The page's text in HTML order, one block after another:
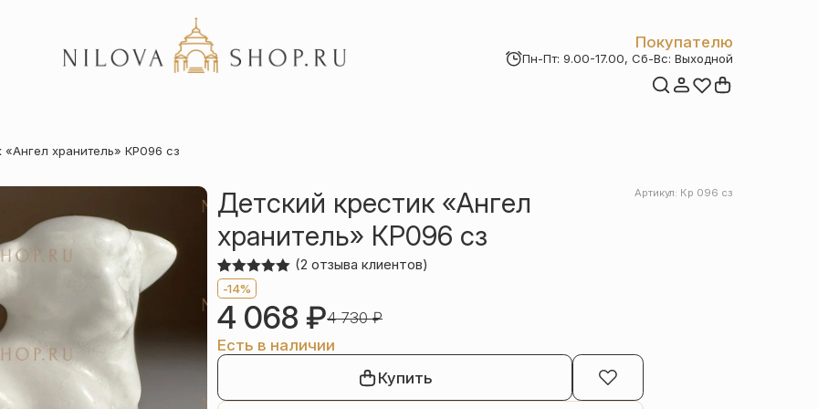
Покупателю
Пн-Пт: 9.00-17.00, Сб-Вс: Выходной
Акции
Статьи
«Ангел хранитель» КР096 сз
Детский крестик «Ангел
хранитель» КР096 сз
Артикул: Кр 096 сз
Рейтинг
5.00из 5
на основе
опроса
2
(2 отзыва клиентов)
-14%
4 068 ₽4 730₽
Есть в наличии
Купить